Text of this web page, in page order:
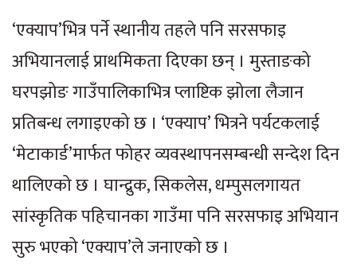
‘एक्याप’भित्र पर्ने स्थानीय तहले पनि सरसफाइ
अभियानलाई प्राथमिकता दिएका छन् । मुस्ताङको
घरपझोङ गाउँपालिकाभित्र प्लाष्टिक झोला लैजान
प्रतिबन्ध लगाइएको छ । ‘एक्याप’ भित्रने पर्यटकलाई
‘मेटाकार्ड’मार्फत फोहर व्यवस्थापनसम्बन्धी सन्देश दिन
थालिएको छ । घान्द्रुक, सिकलेस, धम्पुसलगायत
सांस्कृतिक पहिचानका गाउँमा पनि सरसफाइ अभियान
सुरु भएको ‘एक्याप’ले जनाएको छ ।